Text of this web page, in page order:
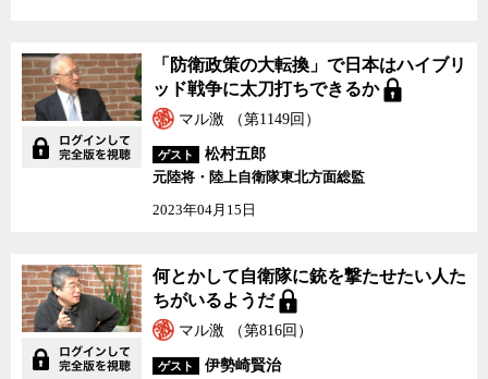
「防衛政策の大転換」で日本はハイブリ
ッド戦争に太刀打ちできるか
マル激 （第1149回）
ゲスト
松村五郎
元陸将・陸上自衛隊東北方面総監
2023年04月15日
何とかして自衛隊に銃を撃たせたい人た
ちがいるようだ
マル激 （第816回）
ゲスト
伊勢崎賢治